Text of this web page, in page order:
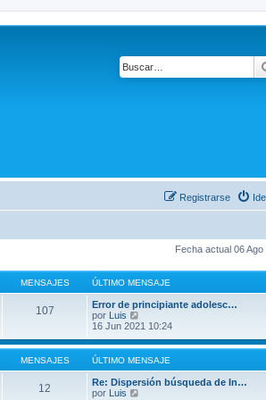
Registrarse
Fecha actual 06
MENSAJES ÚLTIMO MENSAJE
107
Error de principiante adolesc…
por Luis
e
ú
l
i
m
16 Jun 2021 10:24
MENSAJES ÚLTIMO MENSAJE
12
Re: Dispersión búsqueda de In…
por Luis